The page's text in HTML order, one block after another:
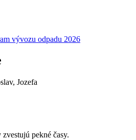
vývozu odpadu 2026
Jozefa
pekné časy.